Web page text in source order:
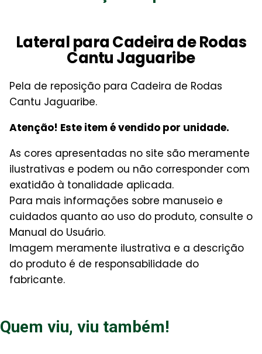
Lateral para Cadeira de Rodas
Cantu Jaguaribe
Pela de reposição para Cadeira de Rodas
Cantu Jaguaribe.
Atenção! Este item é vendido por unidade.
As cores apresentadas no site são meramente
ilustrativas e podem ou não corresponder com
exatidão à tonalidade aplicada.
Para mais informações sobre manuseio e
cuidados quanto ao uso do produto, consulte o
Manual do Usuário.
Imagem meramente ilustrativa e a descrição
do produto é de responsabilidade do
fabricante.
Quem viu, viu também!